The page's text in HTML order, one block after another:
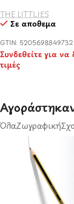
THE LITTLIES
Σε απόθεμα
GTIN: 5205698849732
Συνδεθείτε για να
τιμές
ΌλαΖωγραφική